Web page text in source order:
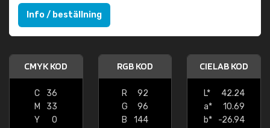
Info / beställning
CMYK KOD
C
36
M
33
Y
0
RGB KOD
R
92
G
96
B
144
CIELAB KOD
L*
42.24
a*
10.69
b*
-26.94